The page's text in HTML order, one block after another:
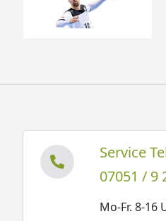
Service
07051 / 9
Mo-Fr. 8-16